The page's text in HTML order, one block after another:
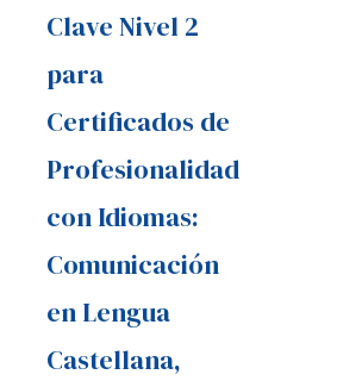
Clave Nivel 2
para
Certificados de
Profesionalidad
con Idiomas:
Comunicación
en Lengua
Castellana,